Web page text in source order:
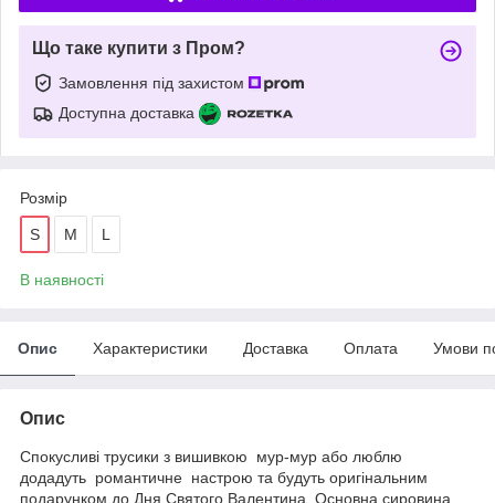
Що таке купити з Пром?
Замовлення під захистом
Доступна доставка
Розмір
S M L
В наявності
Опис Характеристики Доставка Оплата Умови
Опис
Спокусливі трусики з вишивкою мур-мур або люблю
додадуть романтичне настрою та будуть оригінальним
подарунком до Дня Святого Валентина. Основна сировина